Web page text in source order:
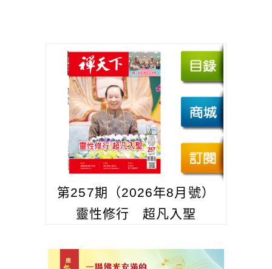
第257期（2026年8月號）
靈性修行 超凡入聖